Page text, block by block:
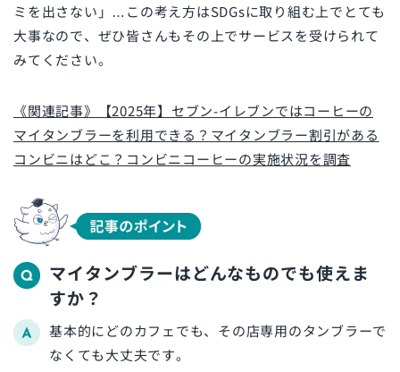
ミを出さない」…この考え方はSDGsに取り組む上でとても
大事なので、ぜひ皆さんもその上でサービスを受けられて
みてください。
《関連記事》【2025年】セブン-イレブンではコーヒーの
マイタンブラーを利用できる？マイタンブラー割引がある
コンビニはどこ？コンビニコーヒーの実施状況を調査
マイタンブラーはどんなものでも使えま
すか？
基本的にどのカフェでも、その店専用のタンブラーで
なくても大丈夫です。